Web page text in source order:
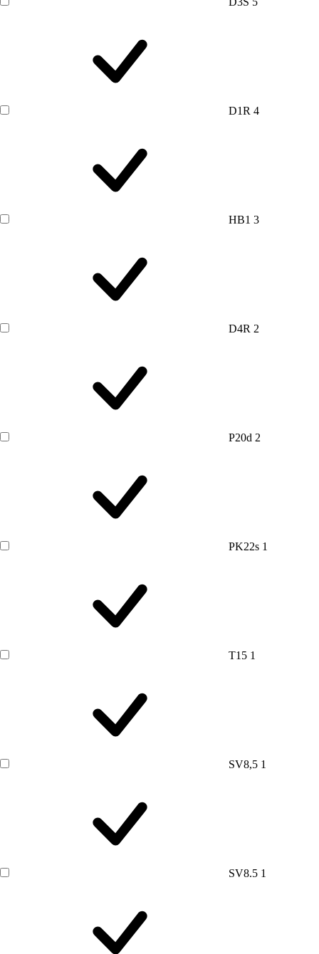
D1R 4
HB1 3
D4R 2
P20d 2
PK22s 1
T15 1
SV8,5 1
SV8.5 1